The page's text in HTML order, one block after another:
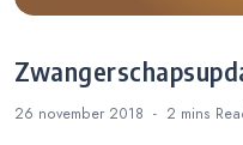
26 november 2018 2 mins